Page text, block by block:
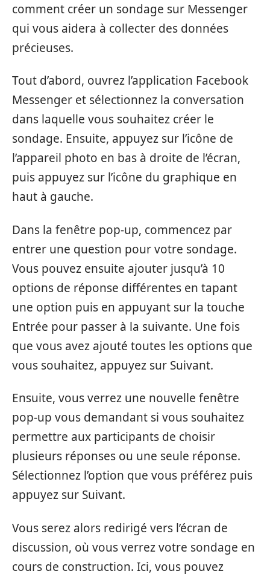
comment créer un sondage sur Messenger
qui vous aidera à collecter des données
précieuses.
Tout d’abord, ouvrez l’application Facebook
Messenger et sélectionnez la conversation
dans laquelle vous souhaitez créer le
sondage. Ensuite, appuyez sur l’icône de
l’appareil photo en bas à droite de l’écran,
puis appuyez sur l’icône du graphique en
haut à gauche.
Dans la fenêtre pop-up, commencez par
entrer une question pour votre sondage.
Vous pouvez ensuite ajouter jusqu’à 10
options de réponse différentes en tapant
une option puis en appuyant sur la touche
Entrée pour passer à la suivante. Une fois
que vous avez ajouté toutes les options que
vous souhaitez, appuyez sur Suivant.
Ensuite, vous verrez une nouvelle fenêtre
pop-up vous demandant si vous souhaitez
permettre aux participants de choisir
plusieurs réponses ou une seule réponse.
Sélectionnez l’option que vous préférez puis
appuyez sur Suivant.
Vous serez alors redirigé vers l’écran de
discussion, où vous verrez votre sondage en
cours de construction. Ici, vous pouvez